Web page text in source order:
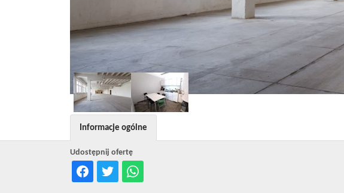
Udostępnij ofertę
Informacje ogólne